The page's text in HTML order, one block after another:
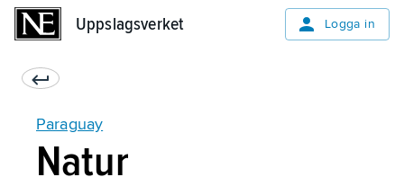
Uppslagsverket Logga in
Paraguay
Natur